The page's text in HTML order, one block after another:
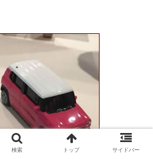
検索 トップ サイドバー